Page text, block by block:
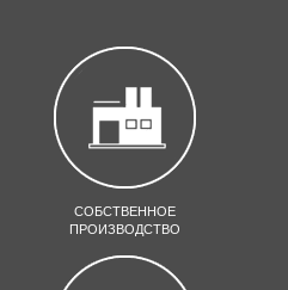
СОБСТВЕННОЕ
ПРОИЗВОДСТВО